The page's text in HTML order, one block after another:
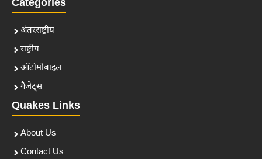
Categories
अंतरराष्ट्रीय
राष्ट्रीय
ऑटोमोबाइल
गैजेट्स
Quakes Links
About Us
Contact Us